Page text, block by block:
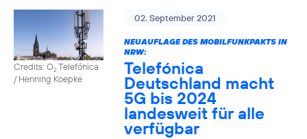
Credits: O2Telefónica
/ Henning Koepke
02. September 2021
NEUAUFLAGE DES MOBILFUNKPAKTS IN
NRW:
Telefónica
Deutschland macht
5G bis 2024
landesweit für alle
verfügbar